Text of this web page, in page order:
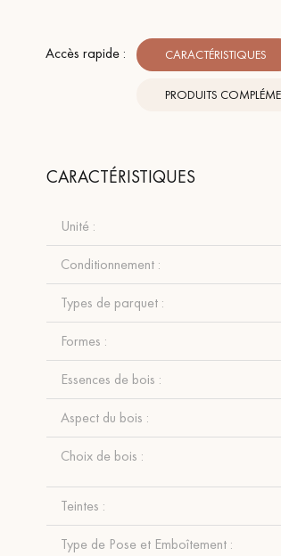
Accès rapide : CARACTÉRISTIQUES
PRODUITS
CARACTÉRISTIQUES
Unité :
Conditionnement :
Types de parquet :
Formes :
Essences de bois :
Aspect du bois :
Choix de bois :
Teintes :
Type de Pose et Emboîtement :